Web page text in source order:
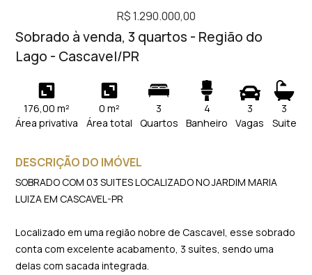
R$ 1.290.000,00
Sobrado à venda, 3 quartos - Região do
Lago - Cascavel/PR
176,00 m²
Área privativa
0 m²
Área total
3
Quartos
4
Banheiro
3
Vagas
3
Suite
DESCRIÇÃO DO IMÓVEL
SOBRADO COM 03 SUITES LOCALIZADO NO JARDIM MARIA
LUIZA EM CASCAVEL-PR
Localizado em uma região nobre de Cascavel, esse sobrado
conta com excelente acabamento, 3 suítes, sendo uma
delas com sacada integrada.